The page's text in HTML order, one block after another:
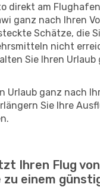
direkt am
ganz nach Ihren
Schätze, die
nicht
Sie Ihren Urlaub
Urlaub ganz nach
Sie Ihre
Ihren Flug
einem